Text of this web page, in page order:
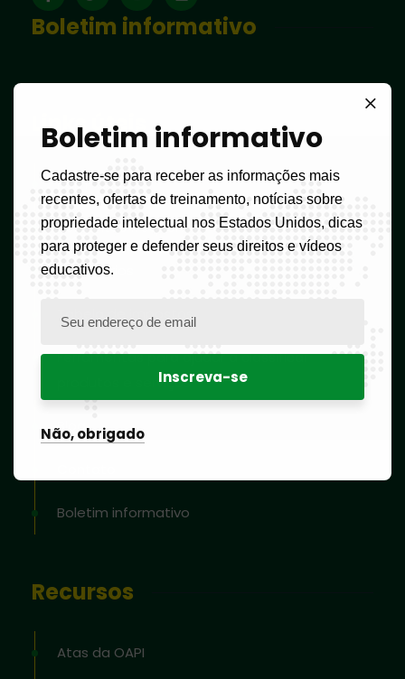
Boletim informativo
Links úteis
Bem-vindo
Perguntas frequentes
Formulários
Tabela de impostos
Ferramentas para ajudar a classificar
produtos e serviços
Blog
Boletim informativo
Recursos
Atas da OAPI
Boletim informativo
Cadastre-se para receber as informações mais
recentes, ofertas de treinamento, notícias sobre
propriedade intelectual nos Estados Unidos, dicas
para proteger e defender seus direitos e vídeos
educativos.
Não, obrigado